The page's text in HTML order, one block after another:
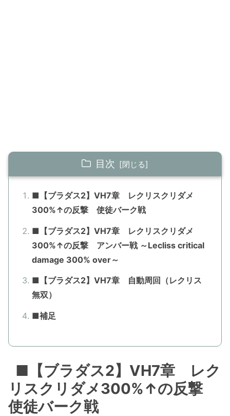
目次
■【ブラダス2】VH7章 レクリスクリダメ
300%↑の反撃 使徒バーク戦
■【ブラダス2】VH7章 レクリスクリダメ
300%↑の反撃 アンバー戦 ～Lecliss critical
damage 300% over～
■【ブラダス2】VH7章 自動周回（レクリス
無双）
■補足
■【ブラダス2】VH7章 レク
リスクリダメ300%↑の反撃
使徒バーク戦